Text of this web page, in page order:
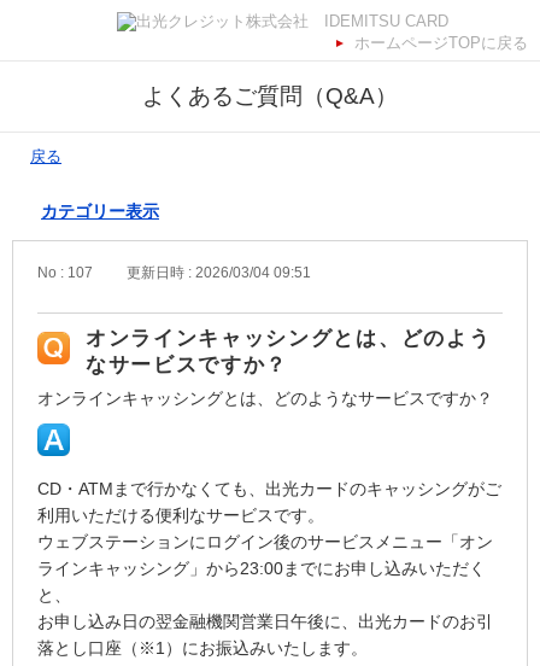
ホームページTOPに戻る
よくあるご質問（Q&A）
戻る
カテゴリー表示
No : 107 更新日時 : 2026/03/04 09:51
オンラインキャッシングとは、どのよう
なサービスですか？
オンラインキャッシングとは、どのようなサービスですか？
CD・ATMまで行かなくても、出光カードのキャッシングがご
利用いただける便利なサービスです。
ウェブステーションにログイン後のサービスメニュー「オン
ラインキャッシング」から23:00までにお申し込みいただく
と、
お申し込み日の翌金融機関営業日午後に、出光カードのお引
落とし口座（※1）にお振込みいたします。